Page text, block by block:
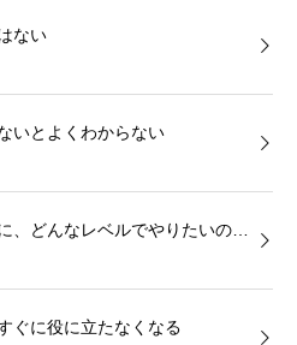
ない
いとよくわからない
、どんなレベルでやりたいの…
ぐに役に立たなくなる